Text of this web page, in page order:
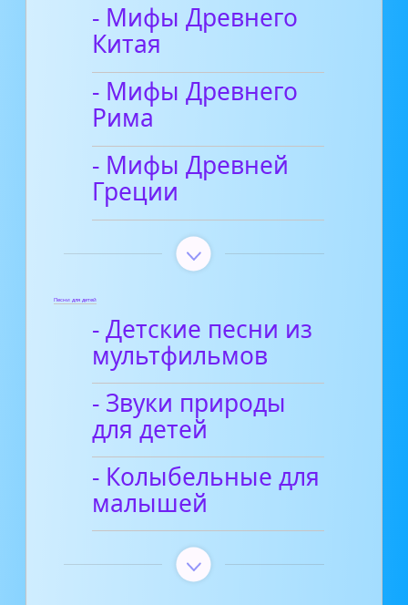
- Мифы Древнего
Китая
- Мифы Древнего
Рима
- Мифы Древней
Греции
Песни для детей
- Детские песни из
мультфильмов
- Звуки природы
для детей
- Колыбельные для
малышей